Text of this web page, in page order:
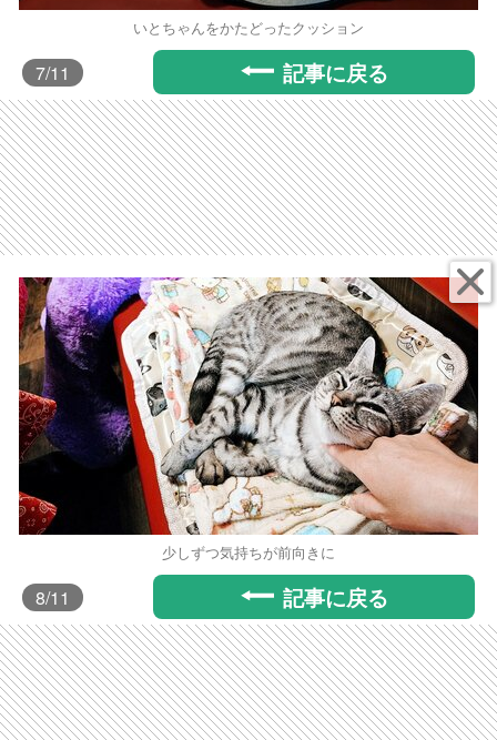
いとちゃんをかたどったクッション
7/11 記事に戻る
少しずつ気持ちが前向きに
8/11 記事に戻る